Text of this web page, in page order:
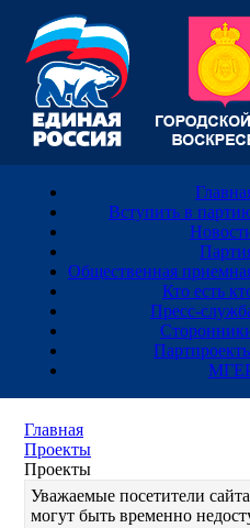
Вступить в
Общественная
Кто есть
Пресс-
Главная
Проекты
Проекты
Уважаемые посетители
могут быть временно